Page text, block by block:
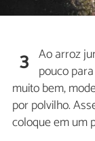
3 Ao arroz
pouco
muito bem,
por polvilho.
coloque em um